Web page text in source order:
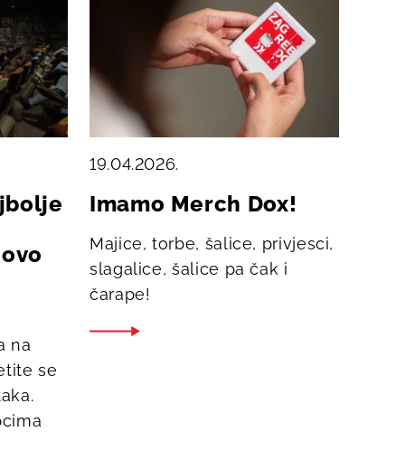
na
se
19.04.2026.
Imamo Merch Dox!
Majice, torbe, šalice, privjesci,
slagalice, šalice pa čak i
čarape!